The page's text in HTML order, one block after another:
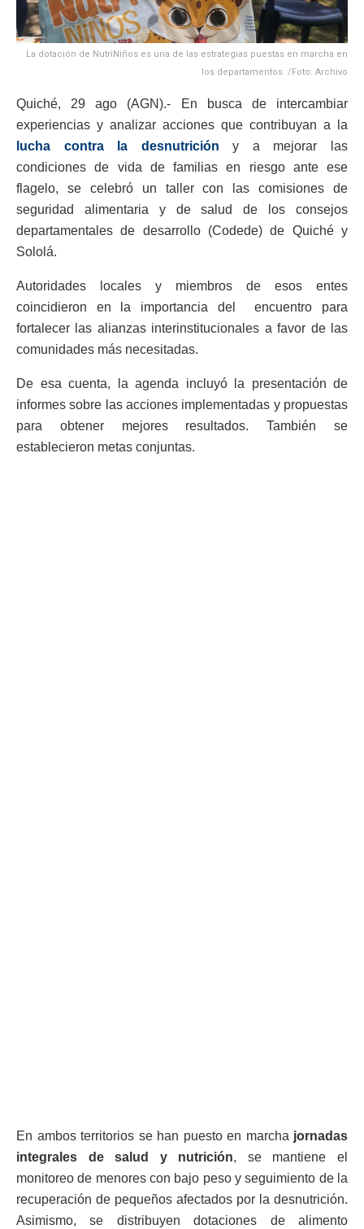
La dotación de NutriNiños es una de las estrategias puestas en marcha en
los departamentos. /Foto: Archivo
Quiché, 29 ago (AGN).- En busca de intercambiar
experiencias y analizar acciones que contribuyan a la
lucha contra la desnutrición
y a mejorar las
condiciones de vida de familias en riesgo ante ese
flagelo, se celebró un taller con las comisiones de
seguridad alimentaria y de salud de los consejos
departamentales de desarrollo (Codede) de Quiché y
Sololá.
Autoridades locales y miembros de esos entes
coincidieron en la importancia del encuentro para
fortalecer las alianzas interinstitucionales a favor de las
comunidades más necesitadas.
De esa cuenta, la agenda incluyó la presentación de
informes sobre las acciones implementadas y propuestas
para obtener mejores resultados. También se
establecieron metas conjuntas.
En ambos territorios se han puesto en marcha jornadas
integrales de salud y nutrición, se mantiene el
monitoreo de menores con bajo peso y seguimiento de la
recuperación de pequeños afectados por la desnutrición.
Asimismo, se distribuyen dotaciones de alimento